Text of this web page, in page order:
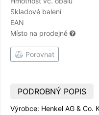
Skladové balení
EAN
Místo na prodejně
Porovnat
PODROBNÝ POPIS
Výrobce: Henkel AG & Co.